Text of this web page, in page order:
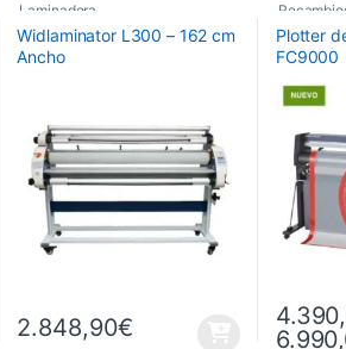
Laminadora
Widlaminator L300 – 162 cm
Ancho
2.848,90€
Plotter
FC9000